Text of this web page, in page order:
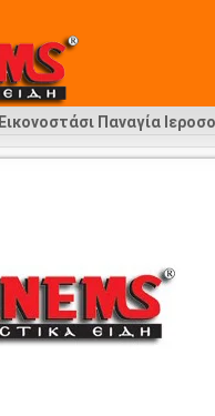
Εικονοστάσι Παναγία